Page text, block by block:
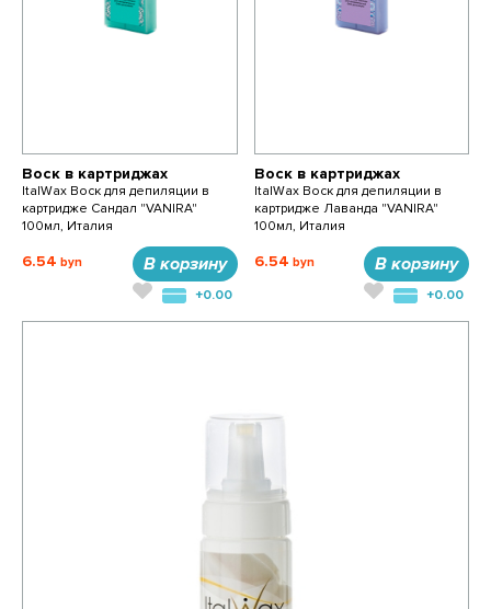
Воск в картриджах
ItalWax Воск для депиляции в
картридже Сандал "VANIRA"
100мл, Италия
6.54 В корзину
+0.00
Воск в картриджах
ItalWax Воск для депиляции в
картридже Лаванда "VANIRA"
100мл, Италия
6.54 В корзину
+0.00